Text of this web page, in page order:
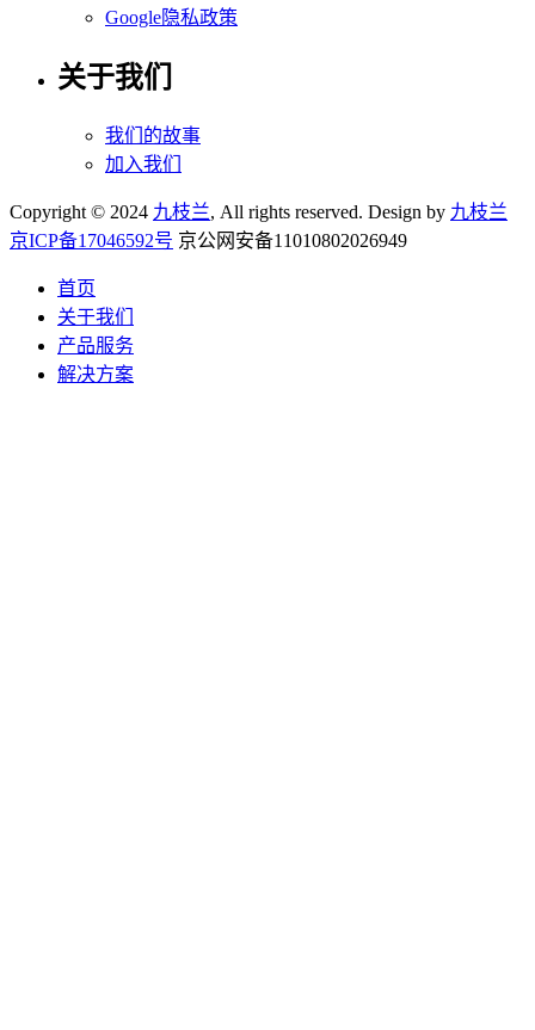
Google隐私政策
关于我们
我们的故事
加入我们
Copyright © 2024 九枝兰, All rights reserved. Design by 九枝兰
京ICP备17046592号 京公网安备11010802026949
首页
关于我们
产品服务
解决方案